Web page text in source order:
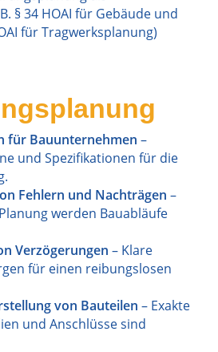
§ 34 HOAI für Gebäude und
für Tragwerksplanung)
für Bauunternehmen –
und Spezifikationen für die
Fehlern und Nachträgen –
werden Bauabläufe
Verzögerungen – Klare
für einen reibungslosen
von Bauteilen – Exakte
und Anschlüsse sind